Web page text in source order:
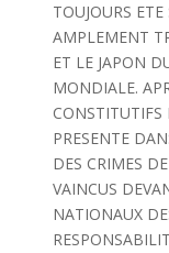
TOUJOURS
AMPLEMENT
ET LE JAPON
MONDIALE.
CONSTITUTIFS
PRESENTE
DES CRIMES
VAINCUS
NATIONAUX